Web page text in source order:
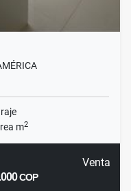
m2
Venta
COP